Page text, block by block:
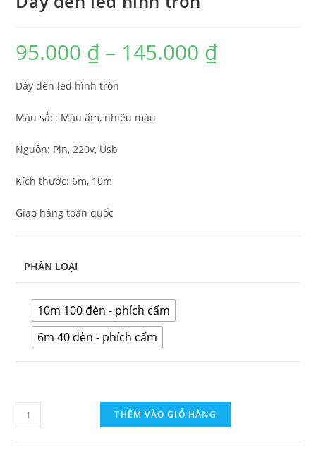
95.000 ₫ – 145.000 ₫
Dây đèn led hình tròn
Màu sắc: Màu ấm, nhiều màu
Nguồn: Pin, 220v, Usb
Kích thước: 6m, 10m
Giao hàng toàn quốc
PHÂN LOẠI
10m 100 đèn - phích cấm
6m 40 đèn - phích cấm
THÊM VÀO GIỎ HÀNG